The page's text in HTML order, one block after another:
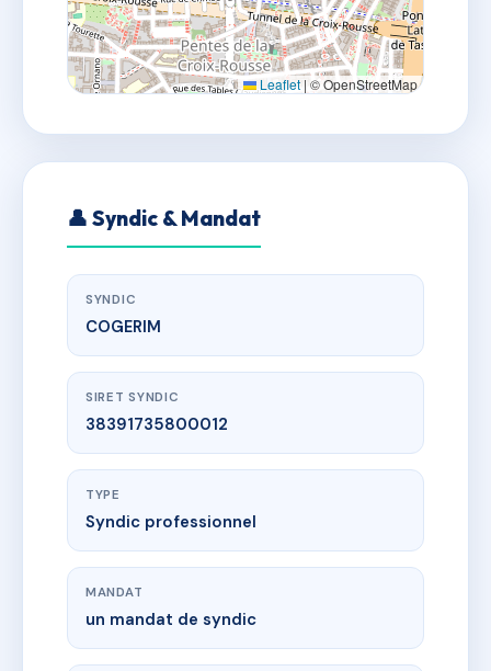
Leaflet | © OpenStreetMap
👤 Syndic & Mandat
SYNDIC
COGERIM
SIRET SYNDIC
38391735800012
TYPE
Syndic professionnel
MANDAT
un mandat de syndic